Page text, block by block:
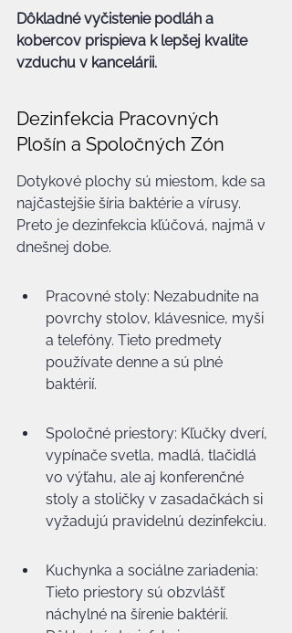
Dôkladné vyčistenie podláh a
kobercov prispieva k lepšej kvalite
vzduchu v kancelárii.
Dezinfekcia Pracovných
Plošín a Spoločných Zón
Dotykové plochy sú miestom, kde sa
najčastejšie šíria baktérie a vírusy.
Preto je dezinfekcia kľúčová, najmä v
dnešnej dobe.
Pracovné stoly: Nezabudnite na
povrchy stolov, klávesnice, myši
a telefóny. Tieto predmety
používate denne a sú plné
baktérií.
Spoločné priestory: Kľučky dverí,
vypínače svetla, madlá, tlačidlá
vo výťahu, ale aj konferenčné
stoly a stoličky v zasadačkách si
vyžadujú pravidelnú dezinfekciu.
Kuchynka a sociálne zariadenia:
Tieto priestory sú obzvlášť
náchylné na šírenie baktérií.